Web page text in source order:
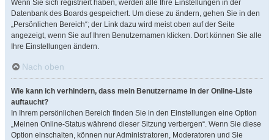
Wenn Sie sich registriert haben, werden alle Ihre Einstellungen in der
Datenbank des Boards gespeichert. Um diese zu ändern, gehen Sie in den
„Persönlichen Bereich“; der Link dazu wird meist oben auf der Seite
angezeigt, wenn Sie auf Ihren Benutzernamen klicken. Dort können Sie alle
Ihre Einstellungen ändern.
Nach oben
Wie kann ich verhindern, dass mein Benutzername in der Online-Liste
auftaucht?
In Ihrem persönlichen Bereich finden Sie in den Einstellungen eine Option
„Meinen Online-Status während dieser Sitzung verbergen“. Wenn Sie diese
Option einschalten, können nur Administratoren, Moderatoren und Sie